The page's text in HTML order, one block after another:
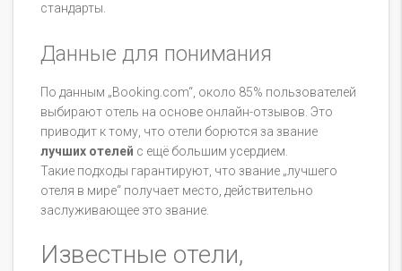
стандарты.
Данные для понимания
По данным „Booking.com“, около 85% пользователей
выбирают отель на основе онлайн-отзывов. Это
приводит к тому, что отели борются за звание
лучших отелей с ещё большим усердием.
Такие подходы гарантируют, что звание „лучшего
отеля в мире“ получает место, действительно
заслуживающее это звание.
Известные отели,